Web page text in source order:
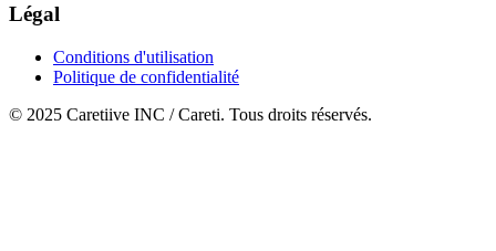
Légal
Conditions d'utilisation
Politique de confidentialité
© 2025 Caretiive INC / Careti. Tous droits réservés.